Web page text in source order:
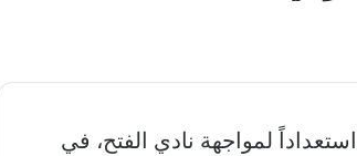
لمواجهة نادي الفتح، في